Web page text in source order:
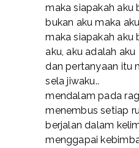
maka siapakah aku
bukan aku maka aku
maka siapakah aku
aku, aku adalah aku
dan pertanyaan itu
sela jiwaku..
mendalam pada
menembus setiap
berjalan dalam
menggapai